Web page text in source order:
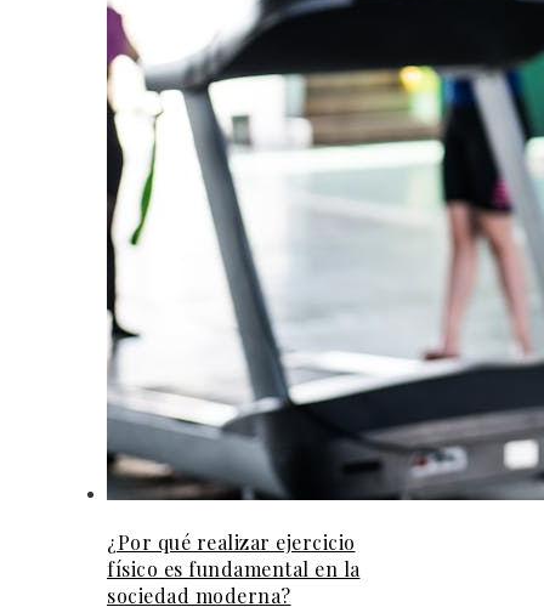
¿Por qué realizar ejercicio
físico es fundamental en la
sociedad moderna?